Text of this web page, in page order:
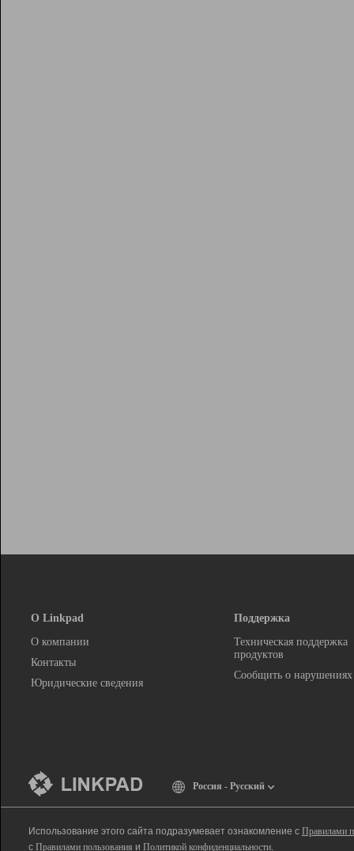
О Linkpad
О компании
Контакты
Юридические сведения
Поддержка
Техническая поддержка
продуктов
Сообщить о нарушениях
Россия - Русский
Использование этого сайта подразумевает ознакомление с Правилами
с Правилами пользования и Политикой конфиденциальности.